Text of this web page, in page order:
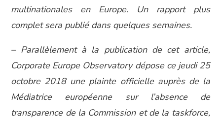
multinationales en Europe. Un rapport plus
complet sera publié dans quelques semaines.
– Parallèlement à la publication de cet article,
Corporate Europe Observatory dépose ce jeudi 25
octobre 2018 une plainte officielle auprès de la
Médiatrice européenne sur l’absence de
transparence de la Commission et de la taskforce,